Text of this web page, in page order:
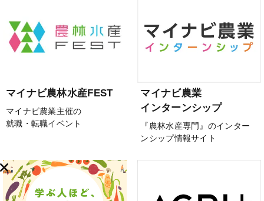
マイナビ農林水産FEST
マイナビ農業主催の
就職・転職イベント
マイナビ農業
インターンシップ
『農林水産専門』のインター
ンシップ情報サイト